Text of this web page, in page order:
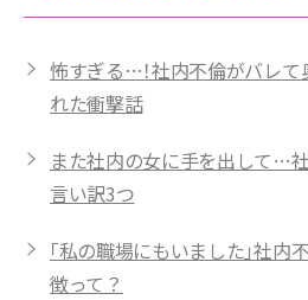
怖すぎる…！社内不倫がバレ
れた衝撃話
また社内の女に手を出して…
言い訳3つ
「私の職場にもいました」社
徴って？